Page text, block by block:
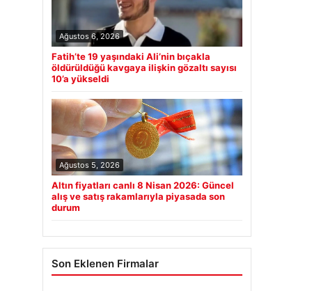
Ağustos 6, 2026
Fatih’te 19 yaşındaki Ali’nin bıçakla
öldürüldüğü kavgaya ilişkin gözaltı sayısı
10’a yükseldi
Ağustos 5, 2026
Altın fiyatları canlı 8 Nisan 2026: Güncel
alış ve satış rakamlarıyla piyasada son
durum
Son Eklenen Firmalar